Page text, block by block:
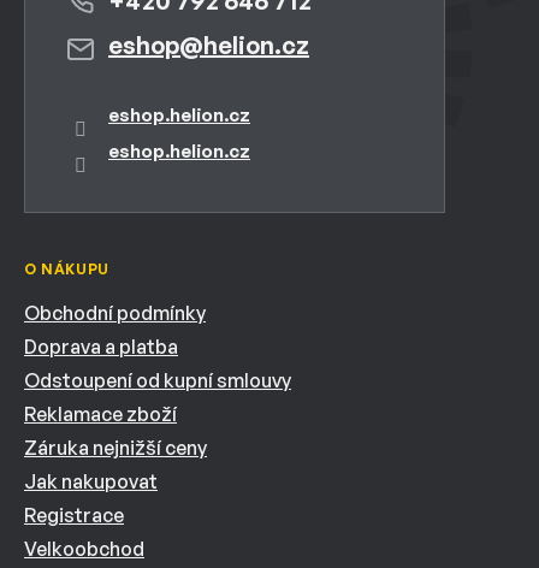
eshop@helion.cz
eshop.helion.cz
eshop.helion.cz
O NÁKUPU
Obchodní podmínky
Doprava a platba
Odstoupení od kupní smlouvy
Reklamace zboží
Záruka nejnižší ceny
Jak nakupovat
Registrace
Velkoobchod